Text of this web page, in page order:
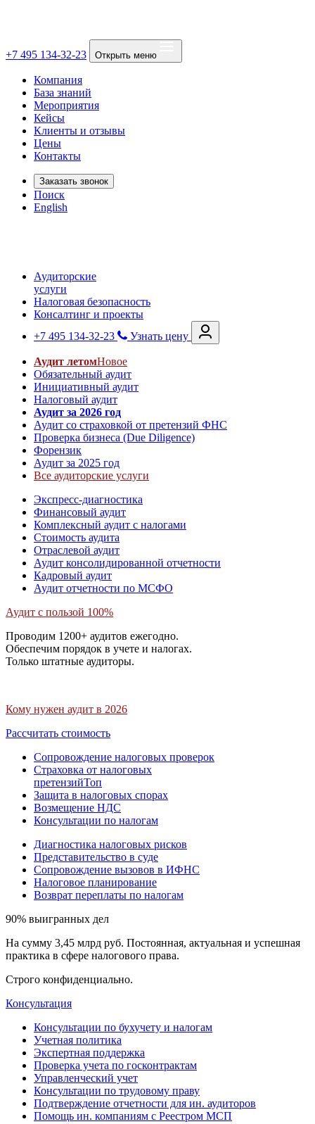
+7 495 134-32-23 Открыть меню
Компания
База знаний
Мероприятия
Кейсы
Клиенты и отзывы
Цены
Контакты
Заказать звонок
Поиск
English
Аудиторские
услуги
Налоговая безопасность
Консалтинг и проекты
+7 495 134-32-23
Узнать цену
Аудит летомНовое
Обязательный аудит
Инициативный аудит
Налоговый аудит
Аудит за 2026 год
Аудит со страховкой от претензий ФНС
Проверка бизнеса (Due Diligence)
Форензик
Аудит за 2025 год
Все аудиторские услуги
Экспресс-диагностика
Финансовый аудит
Комплексный аудит с налогами
Стоимость аудита
Отраслевой аудит
Аудит консолидированной отчетности
Кадровый аудит
Аудит отчетности по МСФО
Аудит с пользой 100%
Проводим 1200+ аудитов ежегодно.
Обеспечим порядок в учете и налогах.
Только штатные аудиторы.
Кому нужен аудит в 2026
Рассчитать стоимость
Сопровождение налоговых проверок
Страховка от налоговых
претензийТоп
Защита в налоговых спорах
Возмещение НДС
Консультации по налогам
Диагностика налоговых рисков
Представительство в суде
Сопровождение вызовов в ИФНС
Налоговое планирование
Возврат переплаты по налогам
90% выигранных дел
На сумму 3,45 млрд руб. Постоянная, актуальная и успешная
практика в сфере налогового права.
Строго конфиденциально.
Консультация
Консультации по бухучету и налогам
Учетная политика
Экспертная поддержка
Проверка учета по госконтрактам
Управленческий учет
Консультации по трудовому праву
Подтверждение отчетности для ин. аудиторов
Помощь ин. компаниям с Реестром МСП